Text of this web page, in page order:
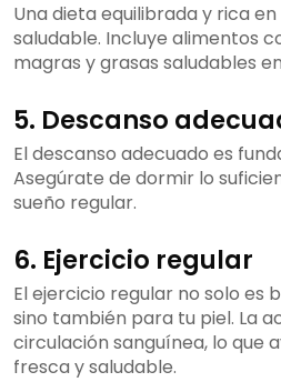
Una dieta equilibrada y rica
saludable. Incluye alimentos
magras y grasas saludables
5. Descanso
El descanso adecuado es
Asegúrate de dormir lo
sueño regular.
6. Ejercicio regular
El ejercicio regular no solo es
sino también para tu piel. La
circulación sanguínea, lo que
fresca y saludable.